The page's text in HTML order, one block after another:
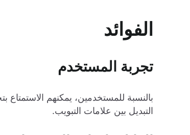
الفوائد
تجربة المستخدم
بالنسبة للمستخدمين، يمكنهم
التبديل بين علامات التبويب.